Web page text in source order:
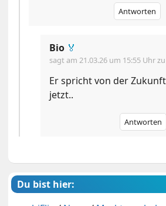
Antworten
Bio 🏅
sagt am21.03.26 um 15:55 Uhr
Er spricht von der
jetzt..
Antworten
Du bist hier: